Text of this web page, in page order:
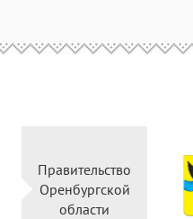
Правительство
Оренбургской
области